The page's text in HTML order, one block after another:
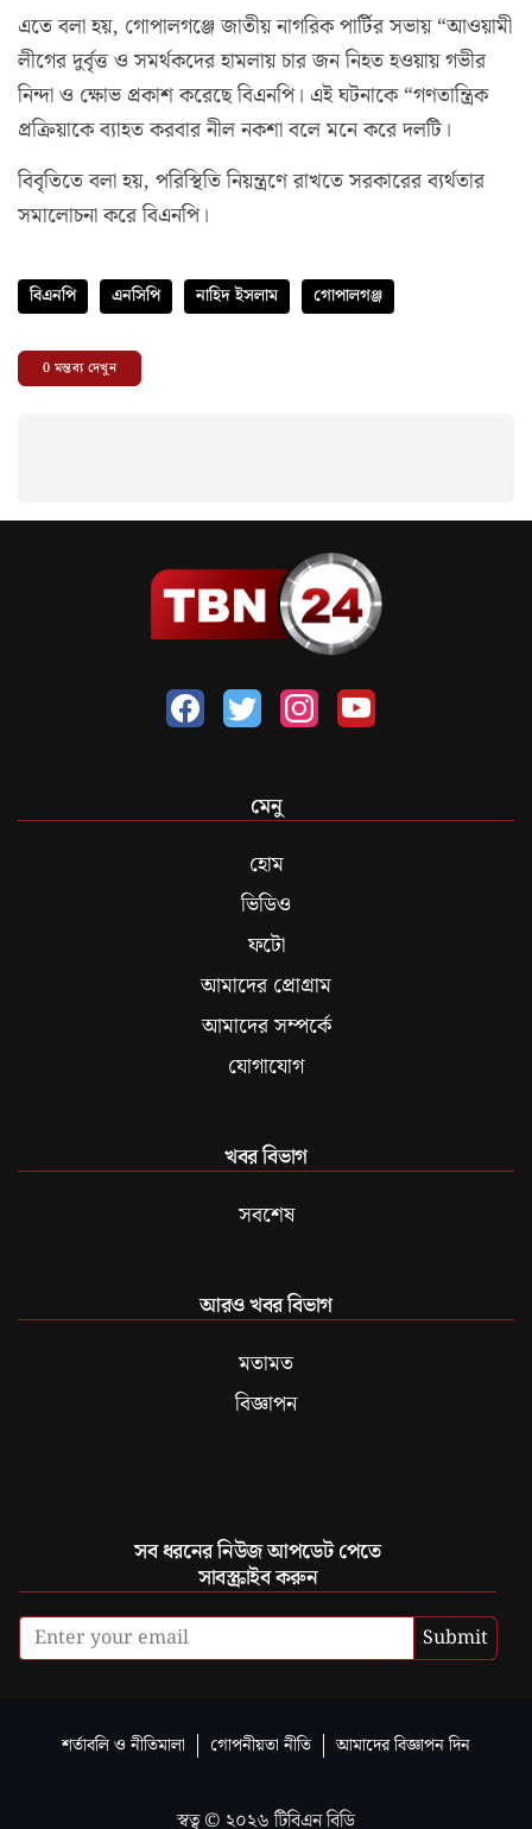
এতে বলা হয়, গোপালগঞ্জে জাতীয় নাগরিক পার্টির সভায় “আওয়ামী
লীগের দুর্বৃত্ত ও সমর্থকদের হামলায় চার জন নিহত হওয়ায় গভীর
নিন্দা ও ক্ষোভ প্রকাশ করেছে বিএনপি। এই ঘটনাকে “গণতান্ত্রিক
প্রক্রিয়াকে ব্যাহত করবার নীল নকশা বলে মনে করে দলটি।
বিবৃতিতে বলা হয়, পরিস্থিতি নিয়ন্ত্রণে রাখতে সরকারের ব্যর্থতার
সমালোচনা করে বিএনপি।
বিএনপি এনসিপি নাহিদ ইসলাম গোপালগঞ্জ
0মন্তব্য দেখুন
মেনু
হোম
ভিডিও
ফটো
আমাদের প্রোগ্রাম
আমাদের সম্পর্কে
যোগাযোগ
খবর বিভাগ
সবশেষ
আরও খবর বিভাগ
মতামত
বিজ্ঞাপন
সব ধরনের নিউজ আপডেট পেতে
সাবস্ক্রাইব করুন
Submit
শর্তাবলি ও নীতিমালা গোপনীয়তা নীতি আমাদের বিজ্ঞাপন দিন
স্বত্ব © ২০২৬ টিবিএন বিডি